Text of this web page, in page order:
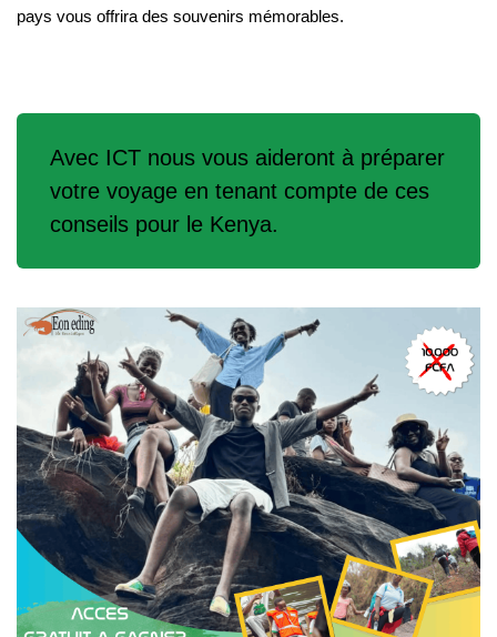
pays vous offrira des souvenirs mémorables.
Avec ICT nous vous aideront à préparer
votre voyage en tenant compte de ces
conseils pour le Kenya.